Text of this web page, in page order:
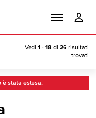
Vedi 1 - 18 di 26 risultati
trovati
è stata estesa.